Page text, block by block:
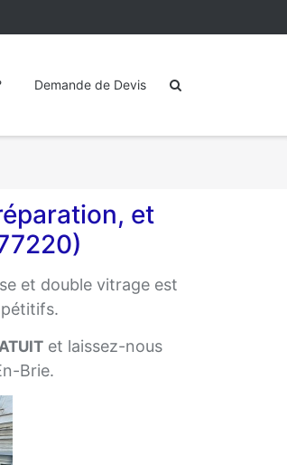
Demande de Devis
et
et double vitrage est
et laissez-nous
Brie.